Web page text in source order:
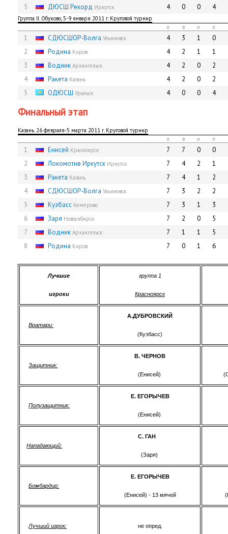
5
ДЮСШ Рекорд Иркутск 4 0 0 4
Группа II. Обухово, 5-9 января 2011 г. Круговой турнир
и
в н п
1 СДЮCШОР-Волга Ульяновск 4 3 1
0
2
Родина Киров 4 2 1
1
3
Водник Архангельск 4 2 0
2
4
Ракета Казань 4 2 0
2
5
ОДЮСШ Уральск 4 0 0 4
Финальный этап
Казань. 26 февраля-5 марта 2011 г. Круговой турнир
и
в н п
1 Енисей Красноярск 7 7 0
0
2
Локомотив Иркутск Иркутск 7 4 2
1
3
Ракета Казань 7 4 1
2
4
СДЮCШОР-Волга Ульяновск 7 3 2
2
5
Кузбасс Кемерово 7 3 1
3
6
Заря Новосибирск 7 2 0
5
7
Водник Архангельск 7 1 1
5
8
Родина Киров 7 0 1 6
Лучшие
игроки
группа 1
Красноярск
Вратари:
А.ДУБРОВСКИЙ
(Кузбасс)
Защитник:
В. ЧЕРНОВ
(Енисей)
Полузащитник:
Е. ЕГОРЫЧЕВ
(Енисей)
Нападающий:
С. ГАН
(Заря)
Бомбардир:
Е. ЕГОРЫЧЕВ
(Енисей) - 13 мячей
Лучший игрок: не опред.